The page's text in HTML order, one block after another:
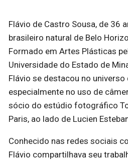
Flávio de Castro Sousa, de 36
brasileiro natural de Belo
Formado em Artes Plásticas
Universidade do Estado de
Flávio se destacou no
especialmente no uso de
sócio do estúdio fotográfico
Paris, ao lado de Lucien
Conhecido nas redes sociais
Flávio compartilhava seu